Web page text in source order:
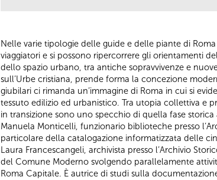
Nelle varie tipologie delle guide e delle piante di
viaggiatori e si possono ripercorrere gli orientamenti
dello spazio urbano, tra antiche sopravvivenze e
sull’Urbe cristiana, prende forma la concezione
giubilari ci rimanda un’immagine di Roma in cui si
tessuto edilizio ed urbanistico. Tra utopia collettiva e
in transizione sono uno specchio di quella fase
Manuela Monticelli, funzionario biblioteche presso
particolare della catalogazione informatizzata delle
Laura Francescangeli, archivista presso l’Archivio
del Comune Moderno svolgendo parallelamente
Roma Capitale. È autrice di studi sulla